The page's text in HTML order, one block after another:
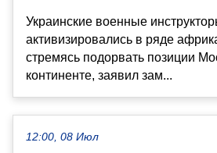
Украинские военные
активизировались в ряде
стремясь подорвать позиции
континенте, заявил зам...
12:00, 08 Июл